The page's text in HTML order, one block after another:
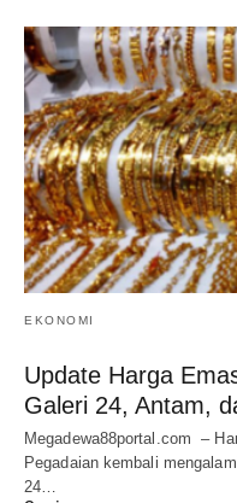
EKONOMI
Update Harga
Galeri 24, Antam,
Megadewa88portal.com –
Pegadaian kembali
24…